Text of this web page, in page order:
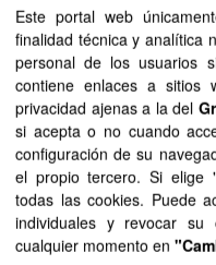
Planeamiento
Planeamiento
Garachico . Esta
el Gobierno de Canarias
del...
SIPU PDF HTML FIP
Planeamiento
Planeamiento
Este portal web
finalidad técnica y analítica
personal de los usuarios
contiene enlaces a sitios
privacidad ajenas a la del
si acepta o no cuando
configuración de su
el propio tercero. Si elige
todas las cookies. Puede
individuales y revocar su
cualquier momento en